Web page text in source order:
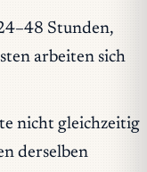
Stunden,
arbeiten sich
nicht gleichzeitig
derselben